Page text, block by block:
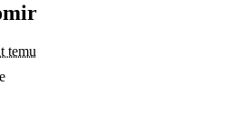
temu